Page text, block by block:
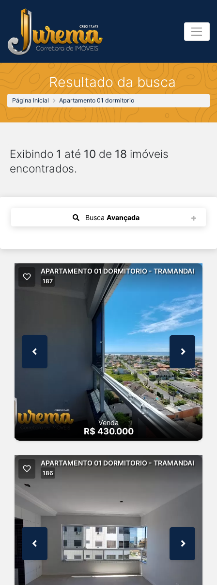
Resultado da busca
Página Inicial Apartamento 01 dormitorio
Exibindo 1 até 10 de 18 imóveis
encontrados.
Busca Avançada
APARTAMENTO 01 DORMITORIO - TRAMANDAI
187
Venda
R$ 430.000
APARTAMENTO 01 DORMITORIO - TRAMANDAI
186